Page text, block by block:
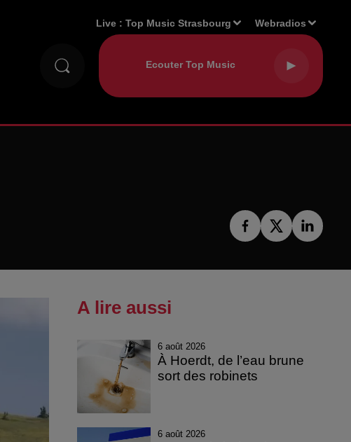
Live :Top Music Strasbourg Webradios
A lire aussi
6 août 2026
À Hoerdt, de l’eau brune
sort des robinets
6 août 2026